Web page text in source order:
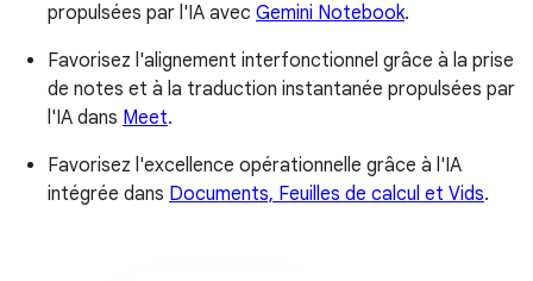
propulsées par l'IA avec Gemini Notebook.
Favorisez l'alignement interfonctionnel grâce à la prise
de notes et à la traduction instantanée propulsées par
l'IA dans Meet.
Favorisez l'excellence opérationnelle grâce à l'IA
intégrée dans Documents, Feuilles de calcul et Vids.